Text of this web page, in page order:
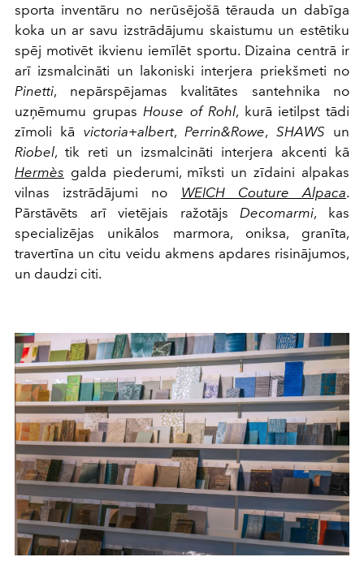
sporta inventāru no nerūsējošā tērauda un dabīga
koka un ar savu izstrādājumu skaistumu un estētiku
spēj motivēt ikvienu iemīlēt sportu. Dizaina centrā ir
arī izsmalcināti un lakoniski interjera priekšmeti no
Pinetti, nepārspējamas kvalitātes santehnika no
uzņēmumu grupas House of Rohl, kurā ietilpst tādi
zīmoli kā victoria+albert, Perrin&Rowe, SHAWSun
Riobel, tik reti un izsmalcināti interjera akcenti kā
Hermès galda piederumi, mīksti un zīdaini alpakas
vilnas izstrādājumi no WEICH Couture Alpaca.
Pārstāvēts arī vietējais ražotājs Decomarmi, kas
specializējas unikālos marmora, oniksa, granīta,
travertīna un citu veidu akmens apdares risinājumos,
un daudzi citi.